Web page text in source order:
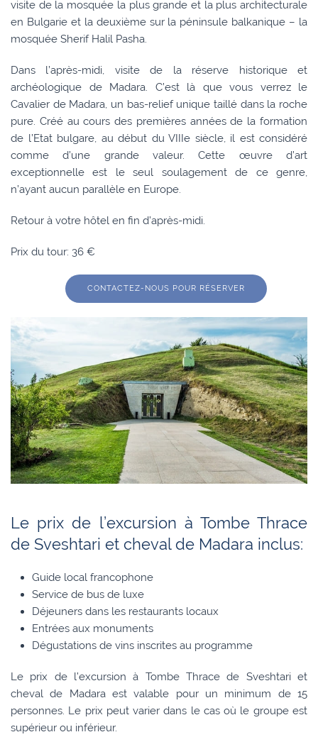
visite de la mosquée la plus grande et la plus architecturale
en Bulgarie et la deuxième sur la péninsule balkanique – la
mosquée Sherif Halil Pasha.
Dans l’après-midi, visite de la réserve historique et
archéologique de Madara. C’est là que vous verrez le
Cavalier de Madara, un bas-relief unique taillé dans la roche
pure. Créé au cours des premières années de la formation
de l’Etat bulgare, au début du VIIIe siècle, il est considéré
comme d’une grande valeur. Cette œuvre d’art
exceptionnelle est le seul soulagement de ce genre,
n’ayant aucun parallèle en Europe.
Retour à votre hôtel en fin d’après-midi.
Prix du tour: 36 €
CONTACTEZ-NOUS POUR RÉSERVER
Le prix de l’excursion à Tombe Thrace
de Sveshtari et cheval de Madara inclus:
Guide local francophone
Service de bus de luxe
Déjeuners dans les restaurants locaux
Entrées aux monuments
Dégustations de vins inscrites au programme
Le prix de l’excursion à Tombe Thrace de Sveshtari et
cheval de Madara est valable pour un minimum de 15
personnes. Le prix peut varier dans le cas où le groupe est
supérieur ou inférieur.